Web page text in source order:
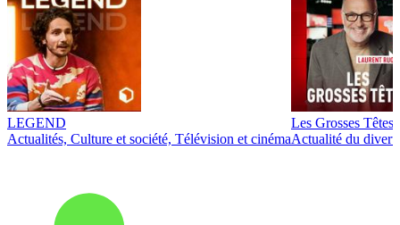
LEGEND
Actualités, Culture et société, Télévision et cinéma
Les Grosses Têtes
Actualité du